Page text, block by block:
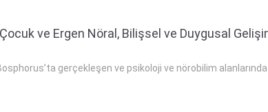
ve Ergen Nöral, Bilişsel ve Duygusal
gerçekleşen ve psikoloji ve nörobilim